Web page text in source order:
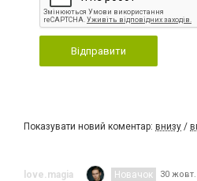
Відправити
Показувати новий коментар: внизу /
love.magia Новачок 30 жовт.